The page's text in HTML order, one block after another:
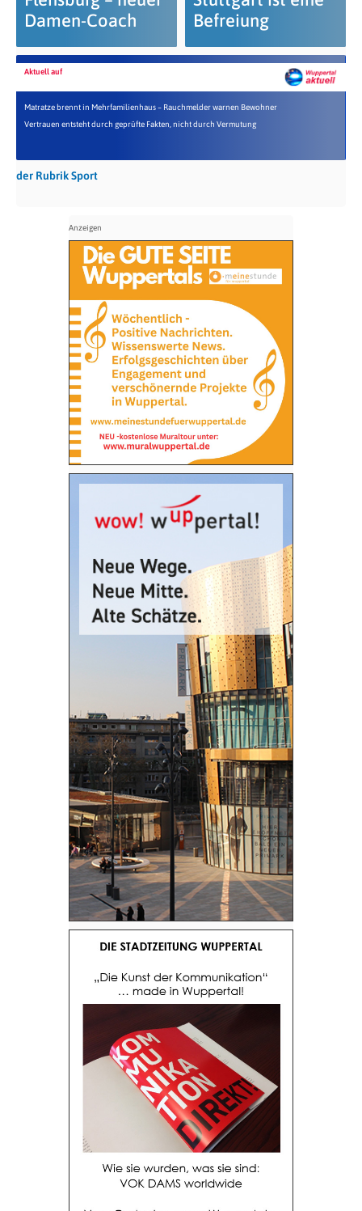
Damen-Coach
Befreiung
Aktuell auf
Matratze brennt in Mehrfamilienhaus – Rauchmelder warnen Bewohner
Vertrauen entsteht durch geprüfte Fakten, nicht durch Vermutung
der Rubrik Sport